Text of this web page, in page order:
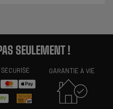
SEULEMENT !
GARANTIE À VIE